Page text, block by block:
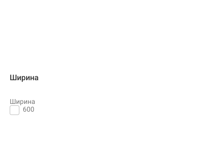
Ширина
Ширина
600